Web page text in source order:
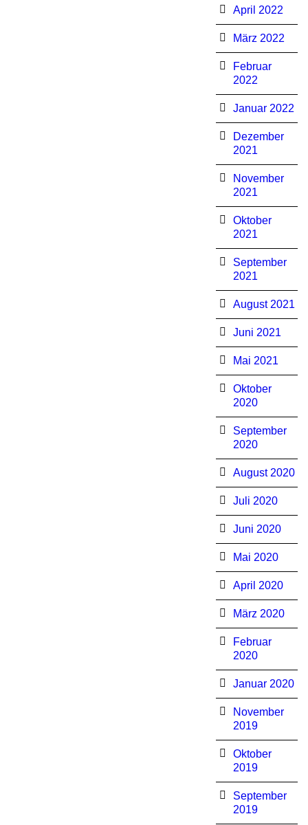
April 2022
März 2022
Februar
2022
Januar 2022
Dezember
2021
November
2021
Oktober
2021
September
2021
August 2021
Juni 2021
Mai 2021
Oktober
2020
September
2020
August 2020
Juli 2020
Juni 2020
Mai 2020
April 2020
März 2020
Februar
2020
Januar 2020
November
2019
Oktober
2019
September
2019